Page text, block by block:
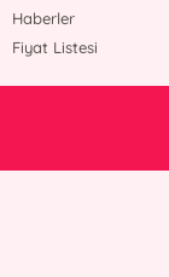
Haberler
Fiyat Listesi